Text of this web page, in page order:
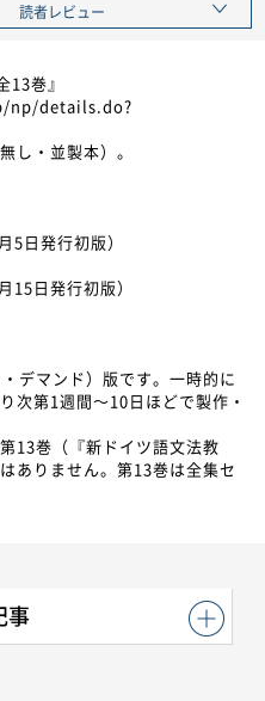
読者レビュー
13巻』
np/details.do?
し・並製本）。
5日発行初版）
15日発行初版）
デマンド）版です。一時的に
次第1週間～10日ほどで製作・
13巻（『新ドイツ語文法教
ありません。第13巻は全集セ
事